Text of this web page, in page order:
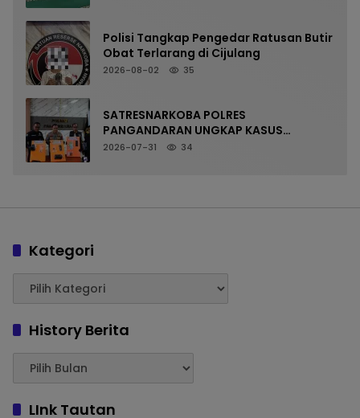
Polisi Tangkap Pengedar Ratusan Butir
Obat Terlarang di Cijulang
2026-08-02 35
SATRESNARKOBA POLRES
PANGANDARAN UNGKAP KASUS
NARKOTIKA MELALUI PRESS RELEASE
2026-07-31 34
Kategori
History Berita
LInk Tautan